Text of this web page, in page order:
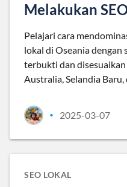
Melakukan
Pelajari cara
lokal di Oseania dengan
terbukti dan
Australia, Selandia
• 2025-03-07
SEO LOKAL